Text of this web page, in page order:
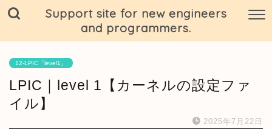
Support site for new engineers
and programmers.
12-LPIC「level1」
LPIC｜level 1【カーネルの設定ファ
イル】
2025年7月22日